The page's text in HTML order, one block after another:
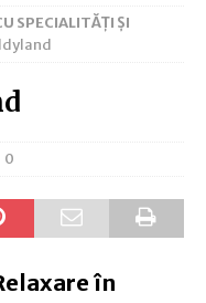
SPECIALITĂȚI ȘI
0
în